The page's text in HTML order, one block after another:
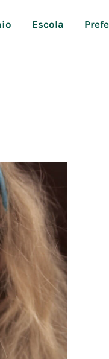
Escola